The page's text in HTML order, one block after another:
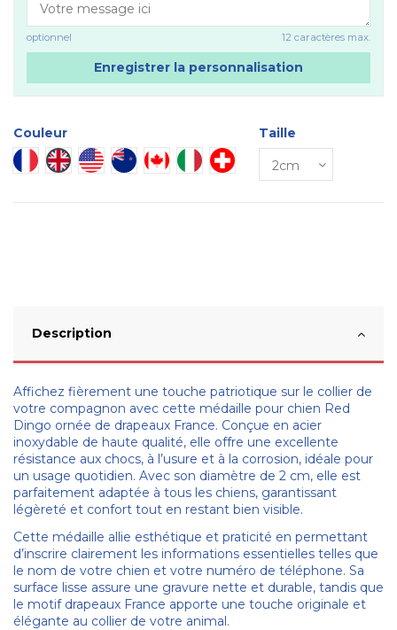
optionnel 12 caractères max.
Enregistrer la personnalisation
Couleur
FranceEng Usa Aus CanadaItalie Suisse
Taille
Description
Affichez fièrement une touche patriotique sur le collier de
votre compagnon avec cette médaille pour chien Red
Dingo ornée de drapeaux France. Conçue en acier
inoxydable de haute qualité, elle offre une excellente
résistance aux chocs, à l’usure et à la corrosion, idéale pour
un usage quotidien. Avec son diamètre de 2 cm, elle est
parfaitement adaptée à tous les chiens, garantissant
légèreté et confort tout en restant bien visible.
Cette médaille allie esthétique et praticité en permettant
d’inscrire clairement les informations essentielles telles que
le nom de votre chien et votre numéro de téléphone. Sa
surface lisse assure une gravure nette et durable, tandis que
le motif drapeaux France apporte une touche originale et
élégante au collier de votre animal.